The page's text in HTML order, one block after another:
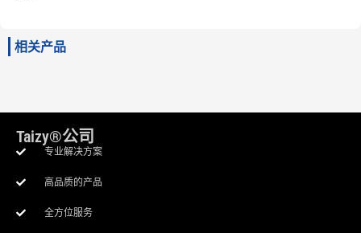
相关产品
Taizy®公司
专业解决方案
高品质的产品
全方位服务